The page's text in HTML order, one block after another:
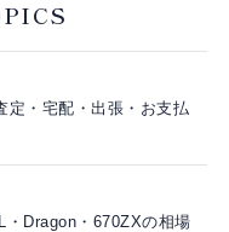
定・宅配・出張・お支払
Dragon・670ZXの相場